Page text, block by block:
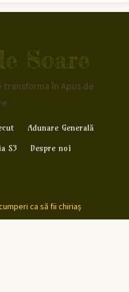
Soare
în Apus de
Adunare Generală
S3 Despre noi
ca să fii chiriaș